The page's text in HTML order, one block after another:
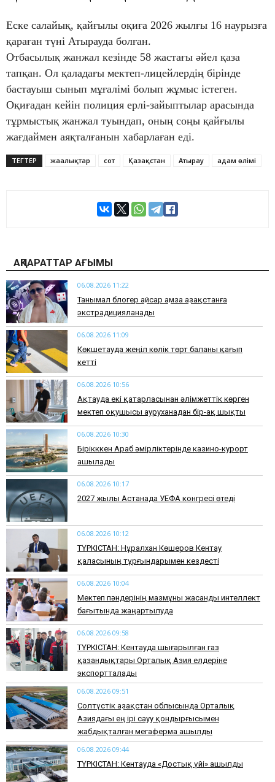
Еске салайық, қайғылы оқиға 2026 жылғы 16 наурызға
қараған түні Атырауда болған.
Отбасылық жанжал кезінде 58 жастағы әйел қаза
тапқан. Ол қаладағы мектеп-лицейлердің бірінде
бастауыш сынып мұғалімі болып жұмыс істеген.
Оқиғадан кейін полиция ерлі-зайыптылар арасында
тұрмыстық жанжал туындап, оның соңы қайғылы
жағдаймен аяқталғанын хабарлаған еді.
ТЕГТЕР жаңалықтар сот Қазақстан Атырау адам өлімі
АҚПАРАТТАР АҒЫМЫ
06.08.2026 11:22
Танымал блогер Қайсар Қамза Қазақстанға
экстрадицияланады
06.08.2026 11:09
Көкшетауда жеңіл көлік төрт баланы қағып
кетті
06.08.2026 10:56
Ақтауда екі қатарласынан әлімжеттік көрген
мектеп оқушысы ауруханадан бір-ақ шықты
06.08.2026 10:30
Бірікккен Араб әмірліктерінде казино-курорт
ашылады
06.08.2026 10:17
2027 жылы Астанада УЕФА конгресі өтеді
06.08.2026 10:12
ТҮРКІСТАН: Нұралхан Көшеров Кентау
қаласының тұрғындарымен кездесті
06.08.2026 10:04
Мектеп пәндерінің мазмұны жасанды интеллект
бағытында жаңартылуда
06.08.2026 09:58
ТҮРКІСТАН: Кентауда шығарылған газ
қазандықтары Орталық Азия елдеріне
экспортталады
06.08.2026 09:51
Солтүстік Қазақстан облысында Орталық
Азиядағы ең ірі сауу қондырғысымен
жабдықталған мегаферма ашылды
06.08.2026 09:44
ТҮРКІСТАН: Кентауда «Достық үйі» ашылды